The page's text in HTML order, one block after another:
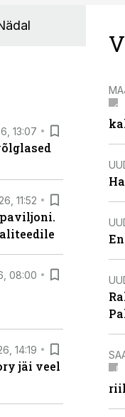
13:07
11:52
08:00
14:19
jäi veel